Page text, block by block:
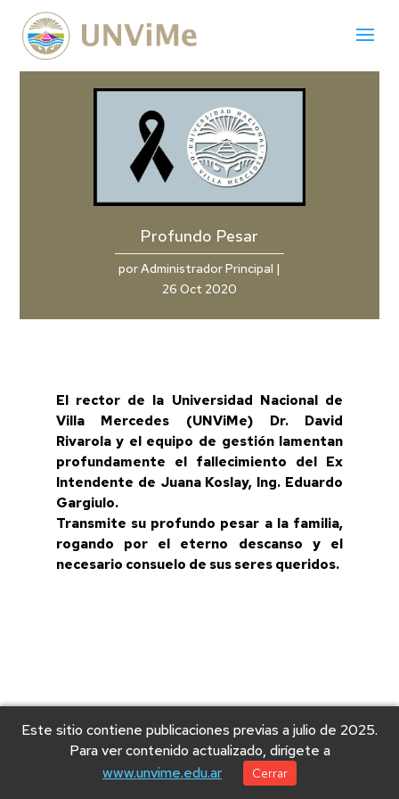
Profundo Pesar
porAdministrador Principal |
26 Oct 2020
El rector de la Universidad Nacional de
Villa Mercedes (UNViMe) Dr. David
Rivarola y el equipo de gestión lamentan
profundamente el fallecimiento del Ex
Intendente de Juana Koslay, Ing. Eduardo
Gargiulo.
Transmite su profundo pesar a la familia,
rogando por el eterno descanso y el
necesario consuelo de sus seres queridos.
© 2025 Universidad Nacional de Villa Mercedes
Este sitio contiene publicaciones previas a julio de 2025.
Para ver contenido actualizado, dirígete a
www.unvime.edu.ar
Cerrar